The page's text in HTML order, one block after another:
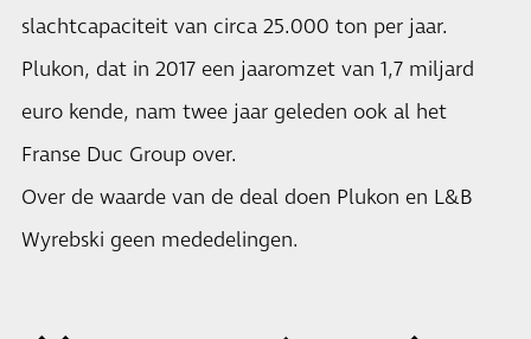
slachtcapaciteit van circa 25.000 ton per jaar.
Plukon, dat in 2017 een jaaromzet van 1,7 miljard
euro kende, nam twee jaar geleden ook al het
Franse Duc Group over.
Over de waarde van de deal doen Plukon en L&B
Wyrebski geen mededelingen.